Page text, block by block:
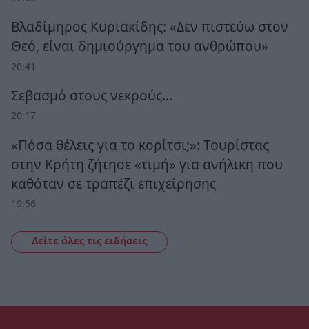
Βλαδίμηρος Κυριακίδης: «Δεν πιστεύω στον
Θεό, είναι δημιούργημα του ανθρώπου»
20:41
Σεβασμό στους νεκρούς…
20:17
«Πόσα θέλεις για το κορίτσι;»: Τουρίστας
στην Κρήτη ζήτησε «τιμή» για ανήλικη που
καθόταν σε τραπέζι επιχείρησης
19:56
Δείτε όλες τις ειδήσεις